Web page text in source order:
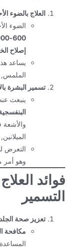
العلاج بالضوء
الضوء
600-900 نانومتر
إصلاح
يساعد
الملمس,
تسمير البشرة
ينبعث
البنفسجية
التعرض
وهو أمر
فوائد
التسمير
تعزيز صحة الجلد
مكافحة